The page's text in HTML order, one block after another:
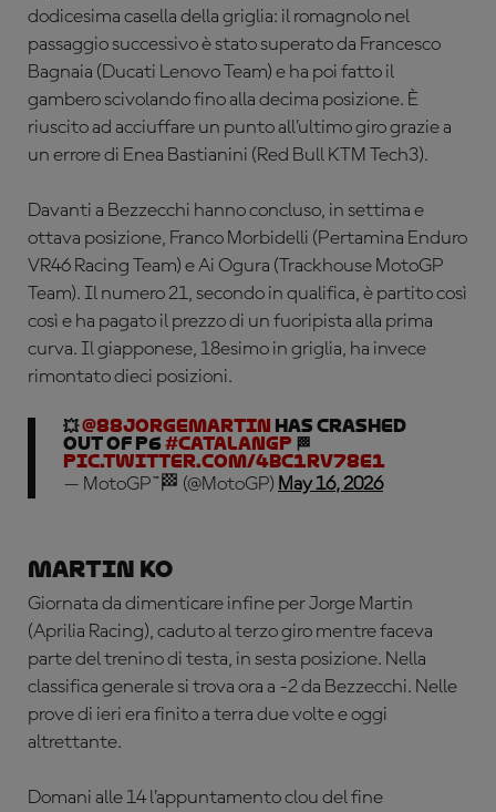
dodicesima casella della griglia: il romagnolo nel
passaggio successivo è stato superato da Francesco
Bagnaia (Ducati Lenovo Team) e ha poi fatto il
gambero scivolando fino alla decima posizione. È
riuscito ad acciuffare un punto all’ultimo giro grazie a
un errore di Enea Bastianini (Red Bull KTM Tech3).
Davanti a Bezzecchi hanno concluso, in settima e
ottava posizione, Franco Morbidelli (Pertamina Enduro
VR46 Racing Team) e Ai Ogura (Trackhouse MotoGP
Team). Il numero 21, secondo in qualifica, è partito così
così e ha pagato il prezzo di un fuoripista alla prima
curva. Il giapponese, 18esimo in griglia, ha invece
rimontato dieci posizioni.
💥@88jorgemartin has crashed
out of P6#CatalanGP 🏁
pic.twitter.com/4BC1rV78e1
— MotoGP™🏁 (@MotoGP) May 16, 2026
Martin KO
Giornata da dimenticare infine per Jorge Martin
(Aprilia Racing), caduto al terzo giro mentre faceva
parte del trenino di testa, in sesta posizione. Nella
classifica generale si trova ora a -2 da Bezzecchi. Nelle
prove di ieri era finito a terra due volte e oggi
altrettante.
Domani alle 14 l’appuntamento clou del fine